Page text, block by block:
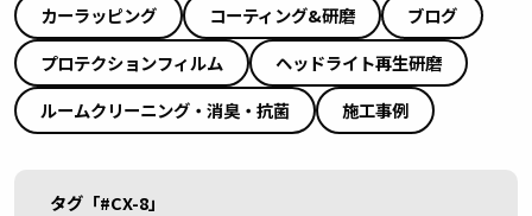
カーラッピング
コーティング&研磨
ブログ
プロテクションフィルム
ヘッドライト再生研磨
ルームクリーニング・消臭・抗菌
施工事例
タグ「#CX-8」